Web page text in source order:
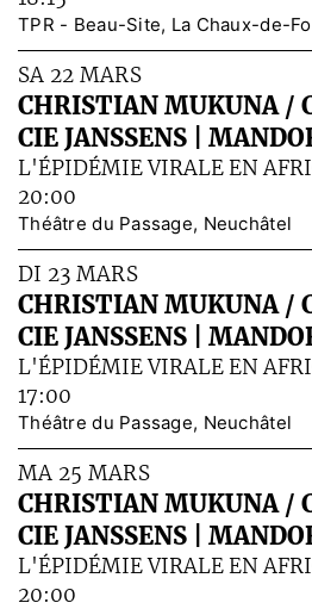
TPR - Beau-Site, La Chaux-de-
SA 22 MARS
CHRISTIAN MUKUNA /
CIE JANSSENS |
L'ÉPIDÉMIE VIRALE EN
20:00
Théâtre du Passage, Neuchâtel
DI 23 MARS
CHRISTIAN MUKUNA /
CIE JANSSENS |
L'ÉPIDÉMIE VIRALE EN
17:00
Théâtre du Passage, Neuchâtel
MA 25 MARS
CHRISTIAN MUKUNA /
CIE JANSSENS |
L'ÉPIDÉMIE VIRALE EN
20:00